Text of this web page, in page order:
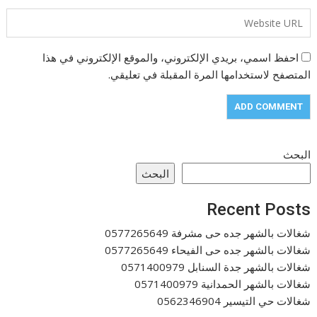
احفظ اسمي، بريدي الإلكتروني، والموقع الإلكتروني في هذا
المتصفح لاستخدامها المرة المقبلة في تعليقي.
البحث
البحث
Recent Posts
شغالات بالشهر جده حى مشرفة 0577265649
شغالات بالشهر جده حى الفيحاء 0577265649
شغالات بالشهر جدة السنابل 0571400979
شغالات بالشهر الحمدانية 0571400979
شغالات حي التيسير 0562346904